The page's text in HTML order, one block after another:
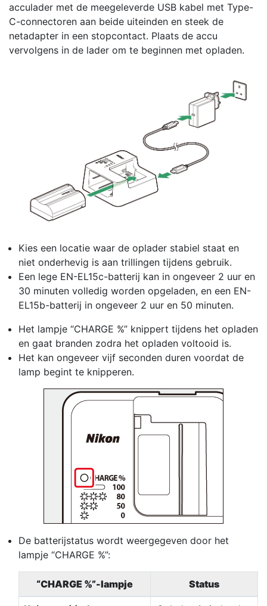
acculader met de meegeleverde USB kabel met Type-
C-connectoren aan beide uiteinden en steek de
netadapter in een stopcontact. Plaats de accu
vervolgens in de lader om te beginnen met opladen.
Kies een locatie waar de oplader stabiel staat en
niet onderhevig is aan trillingen tijdens gebruik.
Een lege EN-EL15c-batterij kan in ongeveer 2 uur en
30 minuten volledig worden opgeladen, en een EN-
EL15b-batterij in ongeveer 2 uur en 50 minuten.
Het lampje “CHARGE %” knippert tijdens het opladen
en gaat branden zodra het opladen voltooid is.
Het kan ongeveer vijf seconden duren voordat de
lamp begint te knipperen.
De batterijstatus wordt weergegeven door het
lampje “CHARGE %”:
“CHARGE %”-lampje Status